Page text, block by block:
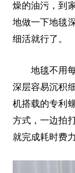
燥的油污，到
地做一下地毯
细活就行了。
地毯不用
深层容易沉积
机搭载的专利
方式，一边拍
就完成耗时费